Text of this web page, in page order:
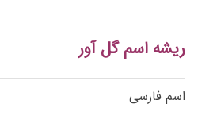
ریشه اسم گل آور
اسم فارسی